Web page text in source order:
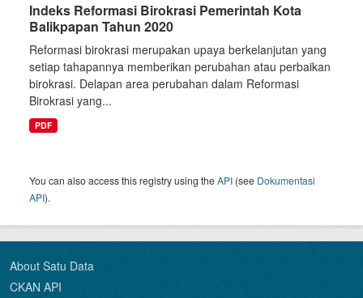
Indeks Reformasi Birokrasi Pemerintah Kota
Balikpapan Tahun 2020
Reformasi birokrasi merupakan upaya berkelanjutan yang
setiap tahapannya memberikan perubahan atau perbaikan
birokrasi. Delapan area perubahan dalam Reformasi
Birokrasi yang...
PDF
You can also access this registry using theAPI (see Dokumentasi
API).
About Satu Data
CKAN API